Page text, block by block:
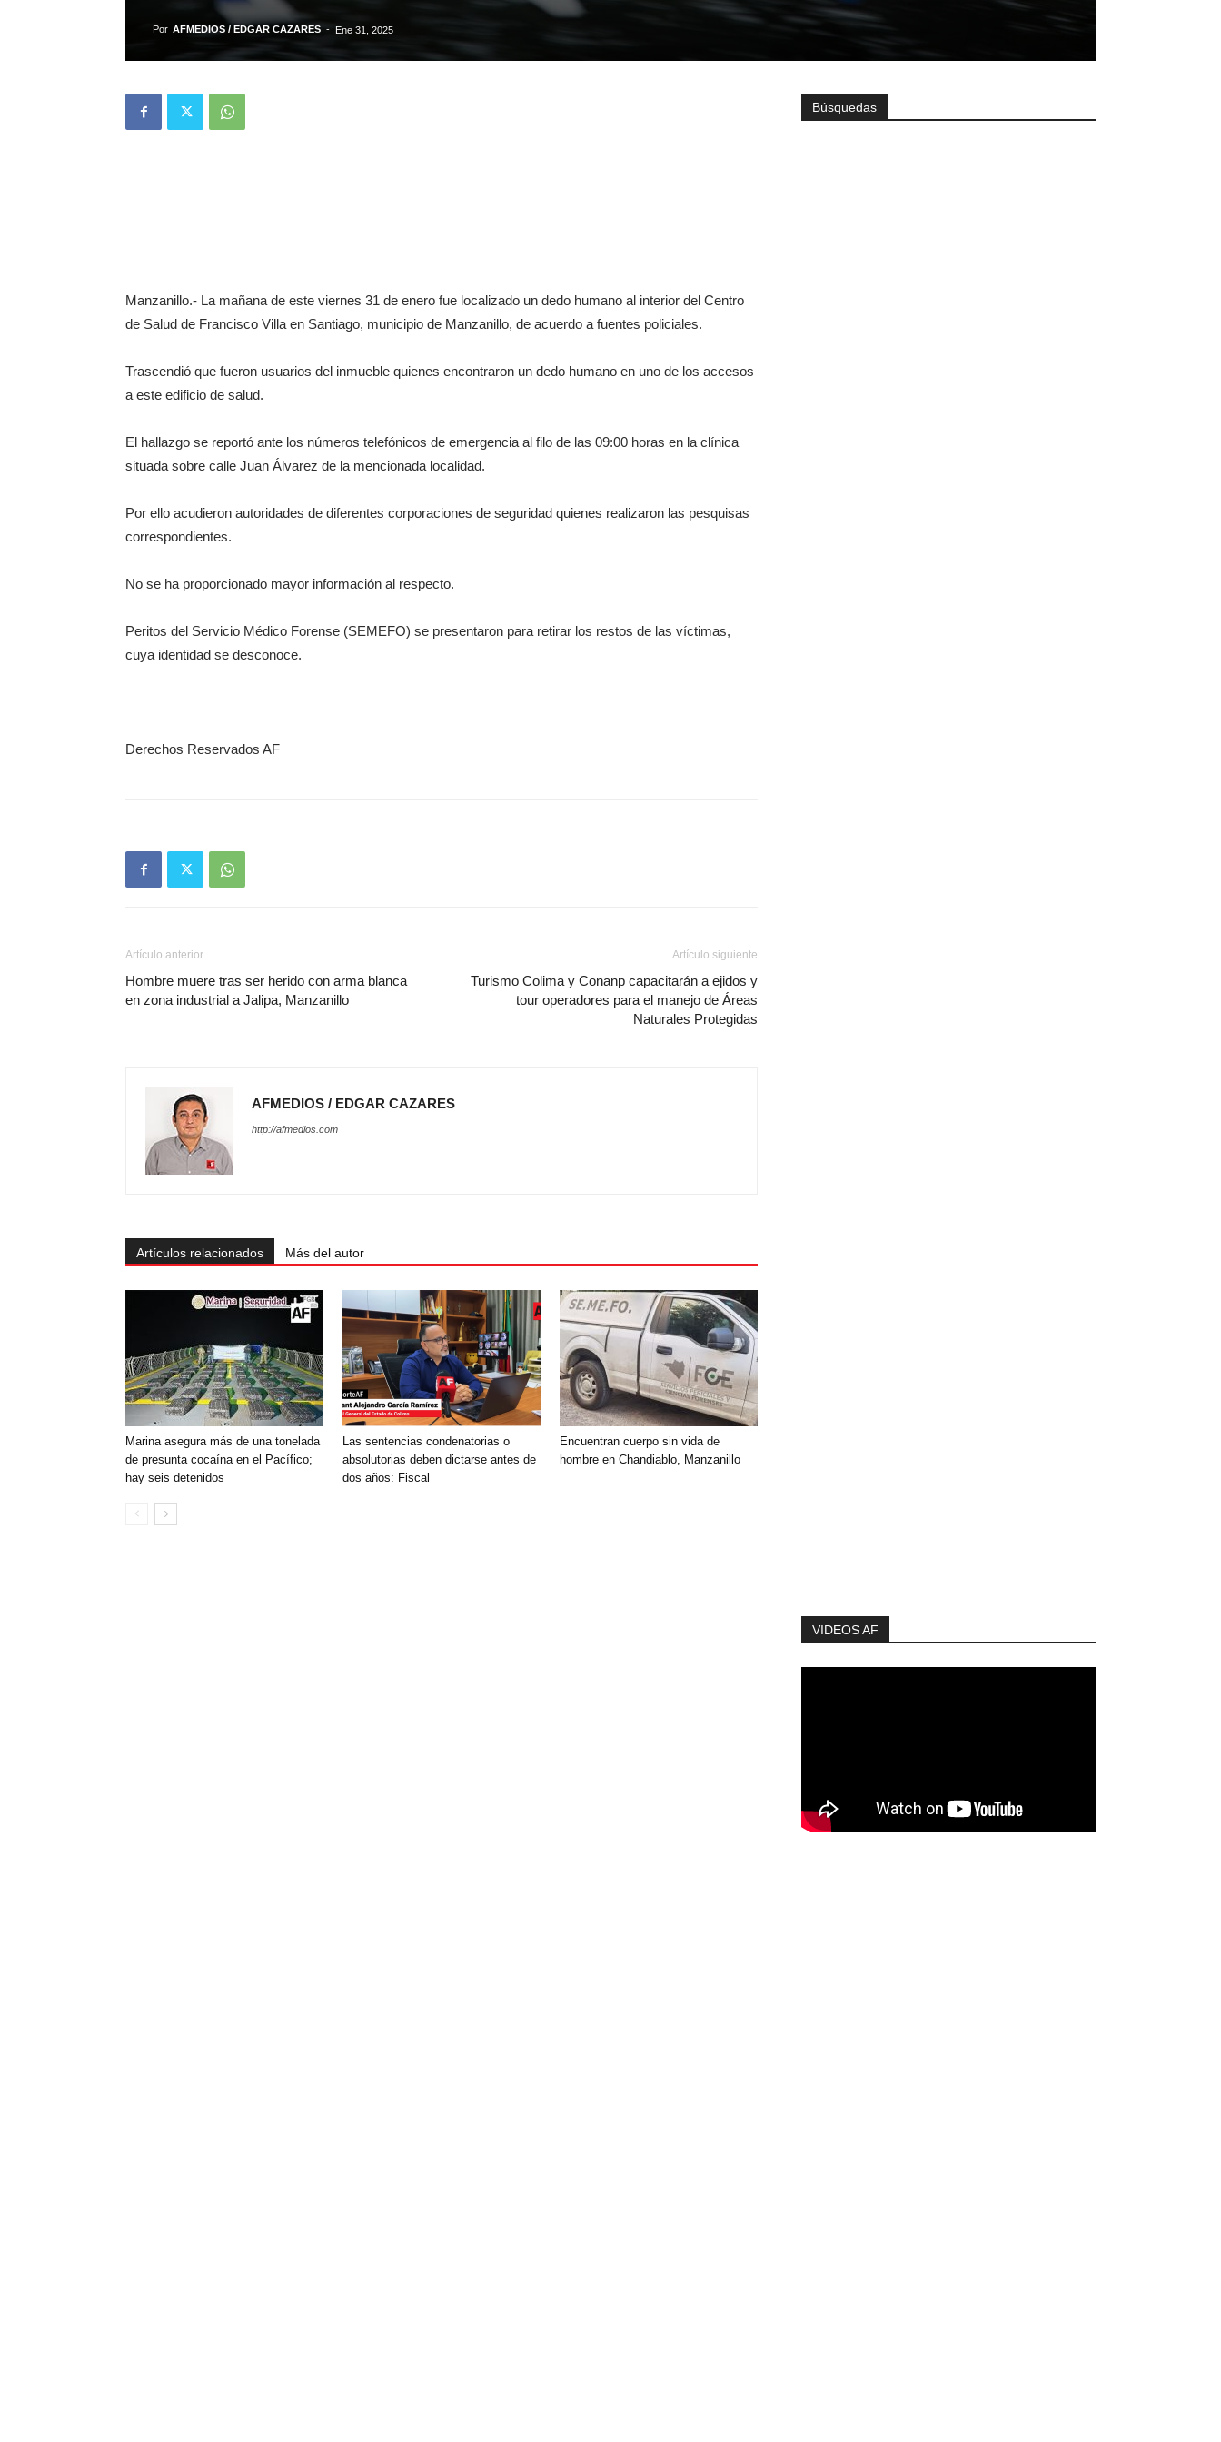
Por AFMEDIOS / EDGAR CAZARES - Ene 31, 2025
Manzanillo.- La mañana de este viernes 31 de enero fue localizado un dedo humano al interior del Centro
de Salud de Francisco Villa en Santiago, municipio de Manzanillo, de acuerdo a fuentes policiales.
Trascendió que fueron usuarios del inmueble quienes encontraron un dedo humano en uno de los accesos
a este edificio de salud.
El hallazgo se reportó ante los números telefónicos de emergencia al filo de las 09:00 horas en la clínica
situada sobre calle Juan Álvarez de la mencionada localidad.
Por ello acudieron autoridades de diferentes corporaciones de seguridad quienes realizaron las pesquisas
correspondientes.
No se ha proporcionado mayor información al respecto.
Peritos del Servicio Médico Forense (SEMEFO) se presentaron para retirar los restos de las víctimas,
cuya identidad se desconoce.
Derechos Reservados AF
Artículo anterior
Hombre muere tras ser herido con arma blanca
en zona industrial a Jalipa, Manzanillo
Artículo siguiente
Turismo Colima y Conanp capacitarán a ejidos y
tour operadores para el manejo de Áreas
Naturales Protegidas
AFMEDIOS / EDGAR CAZARES
http://afmedios.com
Artículos relacionados Más del autor
Marina asegura más de una tonelada
de presunta cocaína en el Pacífico;
hay seis detenidos
Las sentencias condenatorias o
absolutorias deben dictarse antes de
dos años: Fiscal
Encuentran cuerpo sin vida de
hombre en Chandiablo, Manzanillo
Búsquedas
VIDEOS AF